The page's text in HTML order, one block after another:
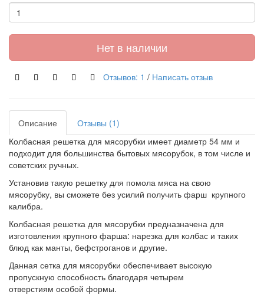
Нет в наличии
Отзывов: 1 / Написать отзыв
Описание
Отзывы (1)
Колбасная решетка для мясорубки имеет диаметр 54 мм и
подходит для большинства бытовых мясорубок, в том числе и
советских ручных.
Установив такую решетку для помола мяса на свою
мясорубку, вы сможете без усилий получить фарш крупного
калибра.
Колбасная решетка для мясорубки предназначена для
изготовления крупного фарша: нарезка для колбас и таких
блюд как манты, бефстроганов и другие.
Данная сетка для мясорубки обеспечивает высокую
пропускную способность благодаря четырем
отверстиям особой формы.